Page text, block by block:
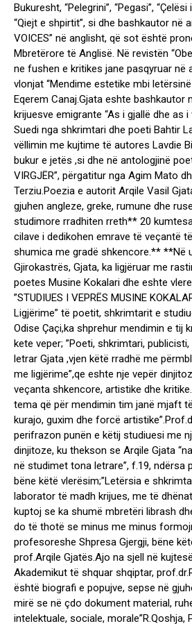
Bukuresht, “Pelegrini”, “Pegasi”,
“Qiejt e shpirtit”, si dhe bashkautor në
VOICES” në anglisht, që sot është
Mbretërore të Anglisë. Në revistën
ne fushen e kritikes jane pasqyruar në
vlonjat “Mendime estetike mbi
Eqerem Canaj.Gjata eshte bashkautor
krijuesve emigrante “As i gjallë dhe as i
Suedi nga shkrimtari dhe poeti Bahtir
vëllimin me kujtime të autores Lavdie
bukur e jetës ,si dhe në antologjinë
VIRGJËR”, përgatitur nga Agim Mato
Terziu.Poezia e autorit Arqile Vasil
gjuhen angleze, greke, rumune dhe
studimore rradhiten rreth** 20
cilave i dedikohen emrave të veçantë
shumica me gradë shkencore.** **Në
Gjirokastrës, Gjata, ka ligjëruar me
poetes Musine Kokalari dhe eshte
”STUDIUES I VEPRËS MUSINE
Ligjërime” të poetit, shkrimtarit e
Odise Çaçi,ka shprehur mendimin e tij
kete veper; ”Poeti, shkrimtari,
letrar Gjata ,vjen këtë rradhë me
me ligjërime”,qe eshte nje vepër
veçanta shkencore, artistike dhe
tema që për mendimin tim janë mjaft
kurajo, guxim dhe forcë
perifrazon punën e këtij studiuesi me
dinjitoze, ku thekson se Arqile Gjata
në studimet tona letrare”, f.19, ndërsa
bëne këtë vlerësim;”Letërsia e
laborator të madh krijues, me të
kuptoj se ka shumë mbretëri librash
do të thotë se minus me minus
profesoreshe Shpresa Gjergji, bëne
prof.Arqile Gjatës.Ajo na sjell në
Akademikut të shquar shqiptar,
është biografi e popujve, sepse në
mirë se në çdo dokument material,
intelektuale, sociale, morale”R.Qoshja,